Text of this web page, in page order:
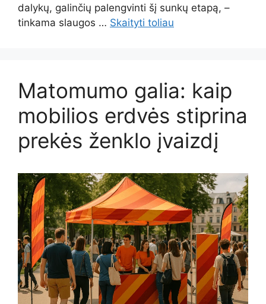
dalykų, galinčių palengvinti šį sunkų etapą, –
tinkama slaugos … Skaityti toliau
Matomumo galia: kaip
mobilios erdvės stiprina
prekės ženklo įvaizdį